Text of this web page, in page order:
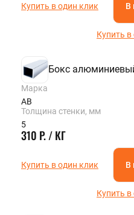
Купить в один клик В
Купить в
Бокс
Марка
АВ
Толщина стенки, мм
5
310 Р. / КГ
Купить в один клик В
Купить в